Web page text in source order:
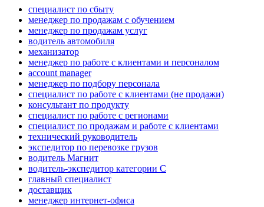
специалист по сбыту
менеджер по продажам с обучением
менеджер по продажам услуг
водитель автомобиля
механизатор
менеджер по работе с клиентами и персоналом
account manager
менеджер по подбору персонала
специалист по работе с клиентами (не продажи)
консультант по продукту
специалист по работе с регионами
специалист по продажам и работе с клиентами
технический руководитель
экспедитор по перевозке грузов
водитель Магнит
водитель-экспедитор категории C
главный специалист
доставщик
менеджер интернет-офиса